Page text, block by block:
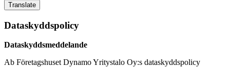
Translate
Dataskyddspolicy
Dataskyddsmeddelande
Ab Företagshuset Dynamo Yritystalo Oy:s dataskyddspolicy